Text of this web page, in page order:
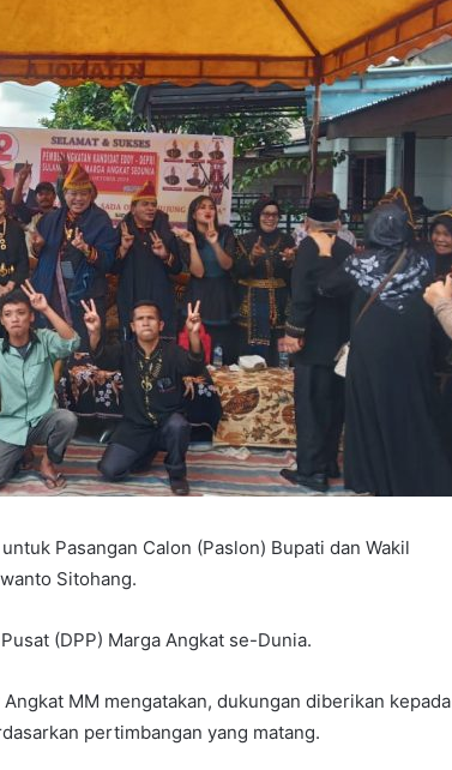
Pasangan Calon (Paslon) Bupati dan Wakil
Sitohang.
(DPP) Marga Angkat se-Dunia.
MM mengatakan, dukungan diberikan kepada
pertimbangan yang matang.